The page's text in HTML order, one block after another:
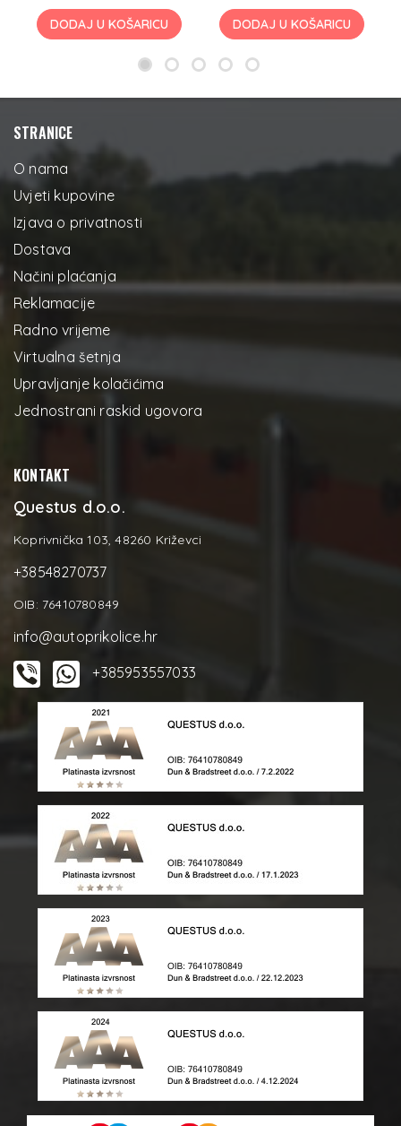
DODAJ U KOŠARICU DODAJ U KOŠARICU
STRANICE
O nama
Uvjeti kupovine
Izjava o privatnosti
Dostava
Načini plaćanja
Reklamacije
Radno vrijeme
Virtualna šetnja
Upravljanje kolačićima
Jednostrani raskid ugovora
KONTAKT
Questus d.o.o.
Koprivnička 103, 48260 Križevci
+38548270737
OIB: 76410780849
info@autoprikolice.hr
+385953557033